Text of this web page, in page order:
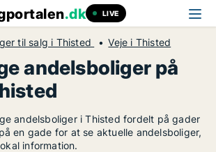
.dk LIVE
til salg i Thisted Veje i Thisted
andelsboliger på
andelsboliger i Thisted fordelt på gader
en gade for at se aktuelle andelsboliger,
information.